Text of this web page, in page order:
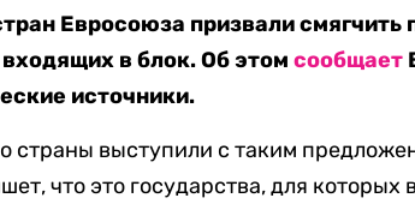
Евросоюза призвали смягчить
входящих в блок. Об этомсообщает
источники.
страны выступили с таким
что это государства, для которых